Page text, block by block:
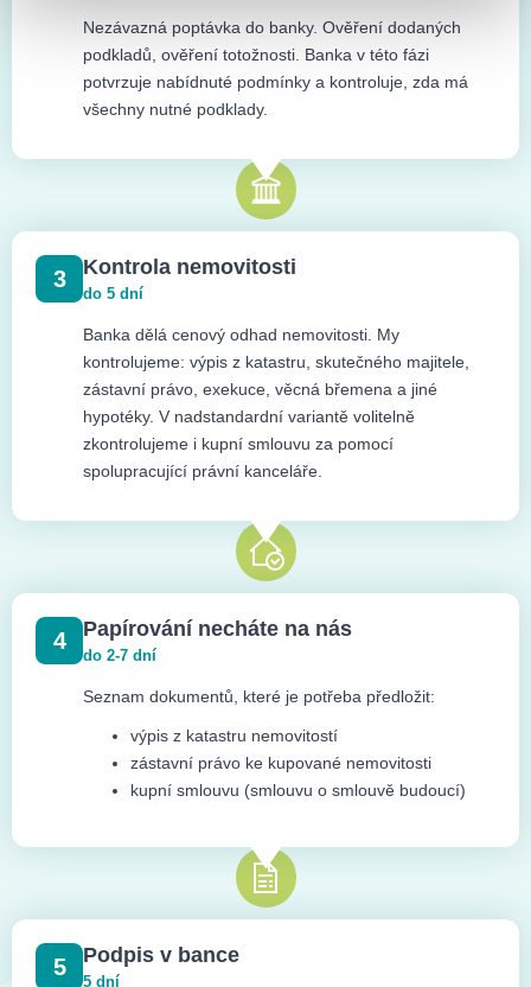
Nezávazná poptávka do banky. Ověření dodaných
podkladů, ověření totožnosti. Banka v této fázi
potvrzuje nabídnuté podmínky a kontroluje, zda má
všechny nutné podklady.
3 Kontrola nemovitosti
do 5 dní
Banka dělá cenový odhad nemovitosti. My
kontrolujeme: výpis z katastru, skutečného majitele,
zástavní právo, exekuce, věcná břemena a jiné
hypotéky. V nadstandardní variantě volitelně
zkontrolujeme i kupní smlouvu za pomocí
spolupracující právní kanceláře.
4 Papírování necháte na nás
do 2-7 dní
Seznam dokumentů, které je potřeba předložit:
výpis z katastru nemovitostí
zástavní právo ke kupované nemovitosti
kupní smlouvu (smlouvu o smlouvě budoucí)
5 Podpis v bance
5 dní